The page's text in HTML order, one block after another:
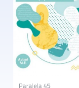
Paralela 45